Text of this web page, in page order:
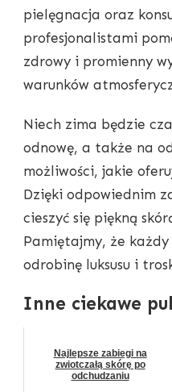
pielęgnacja oraz
profesjonalistami
zdrowy i promienny
warunków
Niech zima będzie
odnowę, a także na
możliwości, jakie
Dzięki odpowiednim
cieszyć się piękną
Pamiętajmy, że każdy
odrobinę luksusu i
Inne ciekawe
Najlepsze zabiegi na
zwiotczałą skórę po
odchudzaniu